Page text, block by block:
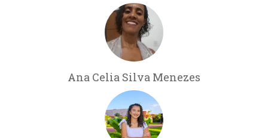
Ana Celia Silva Menezes